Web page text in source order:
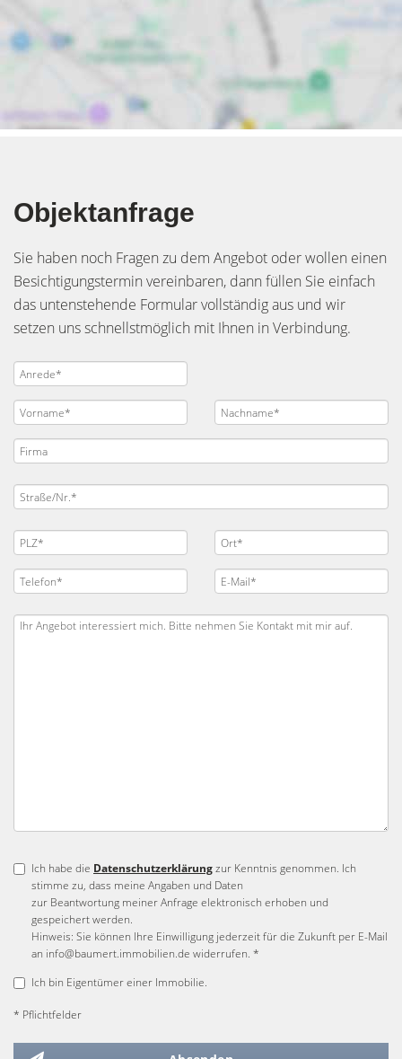
Objektanfrage
Sie haben noch Fragen zu dem Angebot oder wollen einen
Besichtigungstermin vereinbaren, dann füllen Sie einfach
das untenstehende Formular vollständig aus und wir
setzen uns schnellstmöglich mit Ihnen in Verbindung.
Ich habe die Datenschutzerklärungzur Kenntnis genommen. Ich
stimme zu, dass meine Angaben und Daten
zur Beantwortung meiner Anfrage elektronisch erhoben und
gespeichert werden.
Hinweis: Sie können Ihre Einwilligung jederzeit für die Zukunft per E-Mail
an info@baumert.immobilien.de widerrufen. *
Ich bin Eigentümer einer Immobilie.
* Pflichtfelder